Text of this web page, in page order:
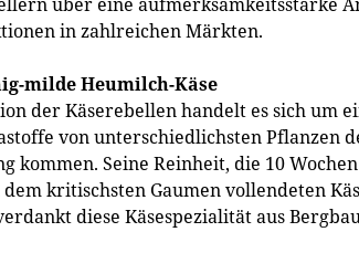
in zahlreichen Märkten.
milde Heumilch-Käse
der Käserebellen handelt es sich um
von unterschiedlichsten Pflanzen
kommen. Seine Reinheit, die 10
kritischsten Gaumen vollendeten
diese Käsespezialität aus